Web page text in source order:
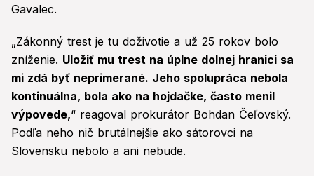
Gavalec.
„Zákonný trest je tu doživotie a už 25 rokov bolo
zníženie. Uložiť mu trest na úplne dolnej hranici sa
mi zdá byť neprimerané. Jeho spolupráca nebola
kontinuálna, bola ako na hojdačke, často menil
výpovede,“ reagoval prokurátor Bohdan Čeľovský.
Podľa neho nič brutálnejšie ako sátorovci na
Slovensku nebolo a ani nebude.